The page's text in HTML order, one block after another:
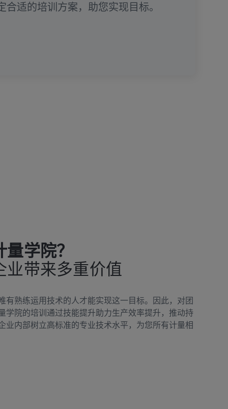
适的培训方案，助您实现目标。
学院？
业带来多重价值
有熟练运用技术的人才能实现这一目标。因此，对团
学院的培训通过技能提升助力生产效率提升，推动持
业内部树立高标准的专业技术水平，为您所有计量相